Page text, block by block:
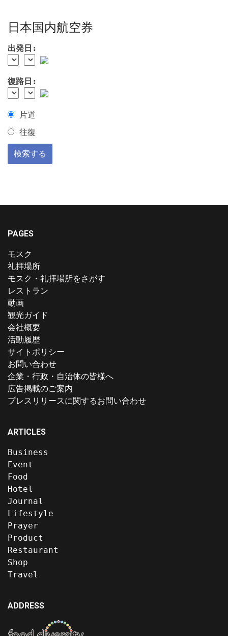
日本国内航空券
出発日:
復路日:
片道
往復
PAGES
モスク
礼拝場所
モスク・礼拝場所をさがす
レストラン
動画
観光ガイド
会社概要
活動履歴
サイトポリシー
お問い合わせ
企業・行政・自治体の皆様へ
広告掲載のご案内
プレスリリースに関するお問い合わせ
ARTICLES
Business
Event
Food
Hotel
Journal
Lifestyle
Prayer
Product
Restaurant
Shop
Travel
ADDRESS